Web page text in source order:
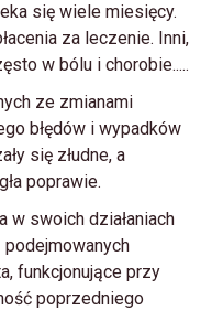
się wiele miesięcy.
za leczenie. Inni,
w bólu i chorobie.....
ze zmianami
błędów i wypadków
się złudne, a
poprawie.
w swoich działaniach
podejmowanych
funkcjonujące przy
poprzedniego